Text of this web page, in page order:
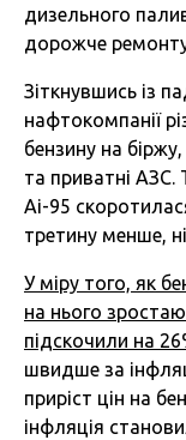
дизельного
дорожче
Зіткнувшись із
нафтокомпанії
бензину на
та приватні АЗС.
Аі-95
третину менше,
У міру того, як
на нього
підскочили на
швидше за
приріст цін на
інфляція